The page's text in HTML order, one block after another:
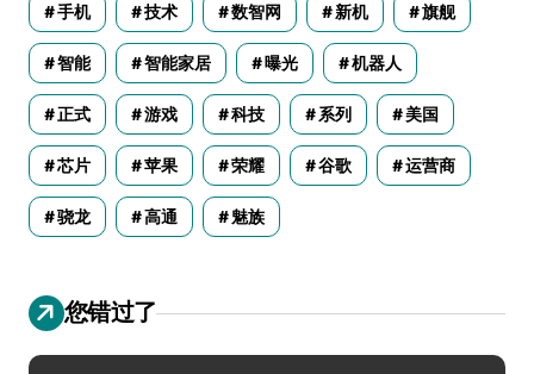
手机 技术 数智网 新机 旗舰
智能 智能家居 曝光 机器人
正式 游戏 科技 系列 美国
芯片 苹果 荣耀 谷歌 运营商
骁龙 高通 魅族
您错过了